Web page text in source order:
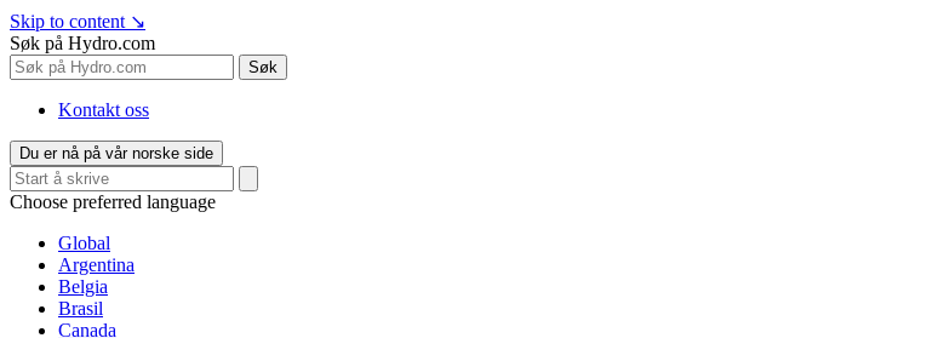
Skip to content ↘
Søk på Hydro.com
Søk
Kontakt oss
Du er nå på vår norske side
Choose preferred language
Global
Argentina
Belgia
Brasil
Canada